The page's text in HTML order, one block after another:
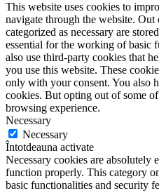
This website uses cookies to
navigate through the website. Out
categorized as necessary are
essential for the working of basic
also use third-party cookies that
you use this website. These
only with your consent. You also
cookies. But opting out of some
browsing experience.
Necessary
Necessary
Întotdeauna activate
Necessary cookies are absolutely
function properly. This category
basic functionalities and security